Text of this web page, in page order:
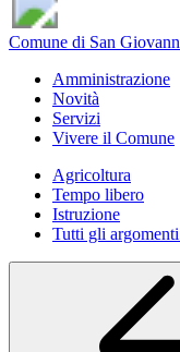
Comune di San
Amministrazione
Novità
Servizi
Vivere il Comune
Agricoltura
Tempo libero
Istruzione
Tutti gli